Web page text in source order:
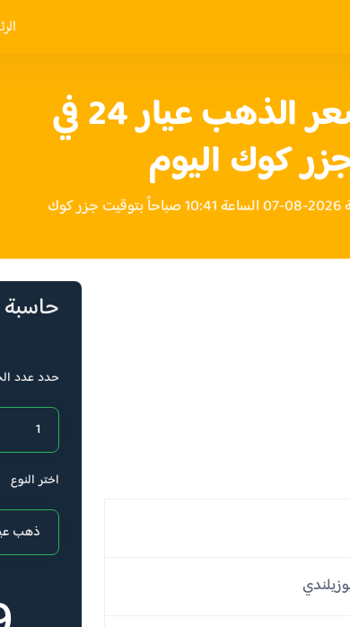
سعر الذهب عيار 24 في
كوك اليوم
حدد عدد
اختر النوع